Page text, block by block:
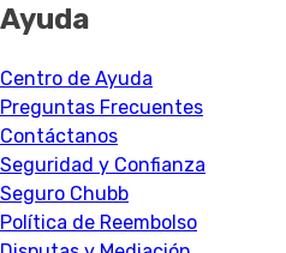
Ayuda
Centro de Ayuda
Preguntas Frecuentes
Contáctanos
Seguridad y Confianza
Seguro Chubb
Política de Reembolso